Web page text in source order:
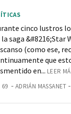
cinco lustros
la saga &#8216;Star
(como ese,
que
en... LEER
69 COMENTARIOS
ADRIÁN MASSANET